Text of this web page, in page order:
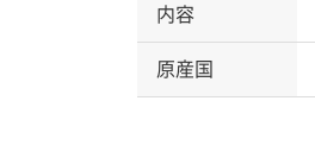
内容
原産国